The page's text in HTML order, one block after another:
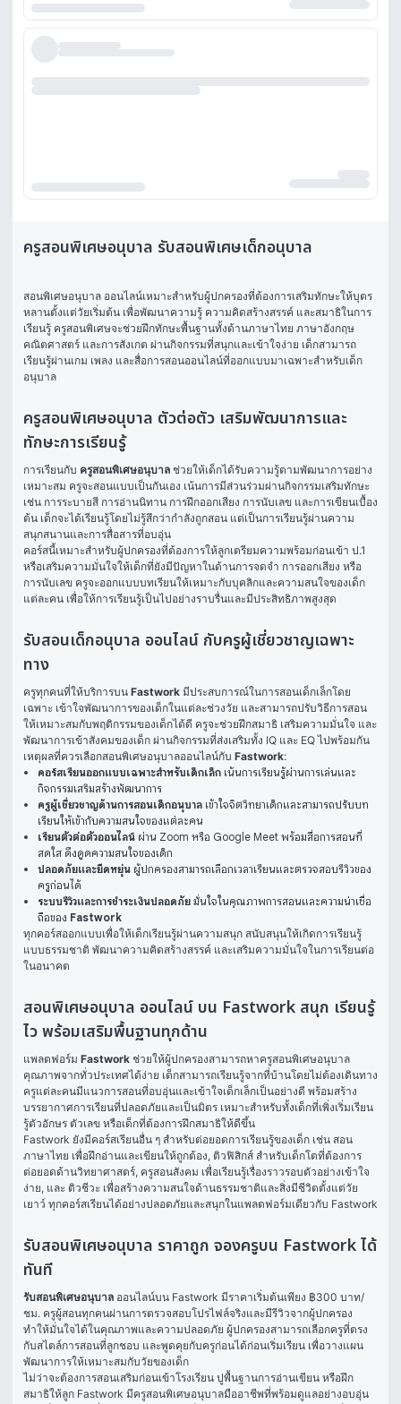
ครูสอนพิเศษอนุบาล รับสอนพิเศษเด็กอนุบาล
สอนพิเศษอนุบาล ออนไลน์เหมาะสำหรับผู้ปกครองที่ต้องการเสริมทักษะให้บุตร
หลานตั้งแต่วัยเริ่มต้น เพื่อพัฒนาความรู้ ความคิดสร้างสรรค์ และสมาธิในการ
เรียนรู้ ครูสอนพิเศษจะช่วยฝึกทักษะพื้นฐานทั้งด้านภาษาไทย ภาษาอังกฤษ
คณิตศาสตร์ และการสังเกต ผ่านกิจกรรมที่สนุกและเข้าใจง่าย เด็กสามารถ
เรียนรู้ผ่านเกม เพลง และสื่อการสอนออนไลน์ที่ออกแบบมาเฉพาะสำหรับเด็ก
อนุบาล
ครูสอนพิเศษอนุบาล ตัวต่อตัว เสริมพัฒนาการและ
ทักษะการเรียนรู้
การเรียนกับ ครูสอนพิเศษอนุบาล ช่วยให้เด็กได้รับความรู้ตามพัฒนาการอย่าง
เหมาะสม ครูจะสอนแบบเป็นกันเอง เน้นการมีส่วนร่วมผ่านกิจกรรมเสริมทักษะ
เช่น การระบายสี การอ่านนิทาน การฝึกออกเสียง การนับเลข และการเขียนเบื้อง
ต้น เด็กจะได้เรียนรู้โดยไม่รู้สึกว่ากำลังถูกสอน แต่เป็นการเรียนรู้ผ่านความ
สนุกสนานและการสื่อสารที่อบอุ่น
คอร์สนี้เหมาะสำหรับผู้ปกครองที่ต้องการให้ลูกเตรียมความพร้อมก่อนเข้า ป.1
หรือเสริมความมั่นใจให้เด็กที่ยังมีปัญหาในด้านการจดจำ การออกเสียง หรือ
การนับเลข ครูจะออกแบบบทเรียนให้เหมาะกับบุคลิกและความสนใจของเด็ก
แต่ละคน เพื่อให้การเรียนรู้เป็นไปอย่างราบรื่นและมีประสิทธิภาพสูงสุด
รับสอนเด็กอนุบาล ออนไลน์ กับครูผู้เชี่ยวชาญเฉพาะ
ทาง
ครูทุกคนที่ให้บริการบน Fastwork มีประสบการณ์ในการสอนเด็กเล็กโดย
เฉพาะ เข้าใจพัฒนาการของเด็กในแต่ละช่วงวัย และสามารถปรับวิธีการสอน
ให้เหมาะสมกับพฤติกรรมของเด็กได้ดี ครูจะช่วยฝึกสมาธิ เสริมความมั่นใจ และ
พัฒนาการเข้าสังคมของเด็ก ผ่านกิจกรรมที่ส่งเสริมทั้ง IQ และ EQ ไปพร้อมกัน
เหตุผลที่ควรเลือกสอนพิเศษอนุบาลออนไลน์กับ Fastwork:
คอร์สเรียนออกแบบเฉพาะสำหรับเด็กเล็ก เน้นการเรียนรู้ผ่านการเล่นและ
กิจกรรมเสริมสร้างพัฒนาการ
ครูผู้เชี่ยวชาญด้านการสอนเด็กอนุบาล เข้าใจจิตวิทยาเด็กและสามารถปรับบท
เรียนให้เข้ากับความสนใจของแต่ละคน
เรียนตัวต่อตัวออนไลน์ ผ่าน Zoom หรือ Google Meet พร้อมสื่อการสอนที่
สดใส ดึงดูดความสนใจของเด็ก
ปลอดภัยและยืดหยุ่น ผู้ปกครองสามารถเลือกเวลาเรียนและตรวจสอบรีวิวของ
ครูก่อนได้
ระบบรีวิวและการชำระเงินปลอดภัย มั่นใจในคุณภาพการสอนและความน่าเชื่อ
ถือของ Fastwork
ทุกคอร์สออกแบบเพื่อให้เด็กเรียนรู้ผ่านความสนุก สนับสนุนให้เกิดการเรียนรู้
แบบธรรมชาติ พัฒนาความคิดสร้างสรรค์ และเสริมความมั่นใจในการเรียนต่อ
ในอนาคต
สอนพิเศษอนุบาล ออนไลน์ บน Fastwork สนุก เรียนรู้
ไว พร้อมเสริมพื้นฐานทุกด้าน
แพลตฟอร์ม Fastwork ช่วยให้ผู้ปกครองสามารถหาครูสอนพิเศษอนุบาล
คุณภาพจากทั่วประเทศได้ง่าย เด็กสามารถเรียนรู้จากที่บ้านโดยไม่ต้องเดินทาง
ครูแต่ละคนมีแนวการสอนที่อบอุ่นและเข้าใจเด็กเล็กเป็นอย่างดี พร้อมสร้าง
บรรยากาศการเรียนที่ปลอดภัยและเป็นมิตร เหมาะสำหรับทั้งเด็กที่เพิ่งเริ่มเรียน
รู้ตัวอักษร ตัวเลข หรือเด็กที่ต้องการฝึกสมาธิให้ดีขึ้น
Fastwork ยังมีคอร์สเรียนอื่น ๆ สำหรับต่อยอดการเรียนรู้ของเด็ก เช่น สอน
ภาษาไทย เพื่อฝึกอ่านและเขียนให้ถูกต้อง, ติวฟิสิกส์ สำหรับเด็กโตที่ต้องการ
ต่อยอดด้านวิทยาศาสตร์, ครูสอนสังคม เพื่อเรียนรู้เรื่องราวรอบตัวอย่างเข้าใจ
ง่าย, และ ติวชีวะ เพื่อสร้างความสนใจด้านธรรมชาติและสิ่งมีชีวิตตั้งแต่วัย
เยาว์ ทุกคอร์สเรียนได้อย่างปลอดภัยและสนุกในแพลตฟอร์มเดียวกับ Fastwork
รับสอนพิเศษอนุบาล ราคาถูก จองครูบน Fastwork ได้
ทันที
รับสอนพิเศษอนุบาล ออนไลน์บน Fastwork มีราคาเริ่มต้นเพียง ฿300 บาท/
ชม. ครูผู้สอนทุกคนผ่านการตรวจสอบโปรไฟล์จริงและมีรีวิวจากผู้ปกครอง
ทำให้มั่นใจได้ในคุณภาพและความปลอดภัย ผู้ปกครองสามารถเลือกครูที่ตรง
กับสไตล์การสอนที่ลูกชอบ และพูดคุยกับครูก่อนได้ก่อนเริ่มเรียน เพื่อวางแผน
พัฒนาการให้เหมาะสมกับวัยของเด็ก
ไม่ว่าจะต้องการสอนเสริมก่อนเข้าโรงเรียน ปูพื้นฐานการอ่านเขียน หรือฝึก
สมาธิให้ลูก Fastwork มีครูสอนพิเศษอนุบาลมืออาชีพที่พร้อมดูแลอย่างอบอุ่น